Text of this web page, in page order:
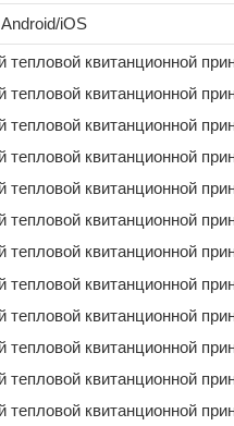
Android/iOS